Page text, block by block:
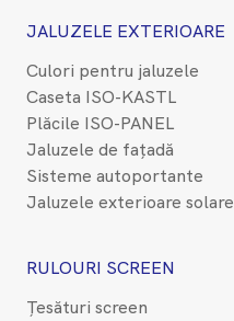
JALUZELE EXTERIOARE
Culori pentru jaluzele
Caseta ISO-KASTL
Plăcile ISO-PANEL
Jaluzele de fațadă
Sisteme autoportante
Jaluzele exterioare solare
RULOURI SCREEN
Țesături screen